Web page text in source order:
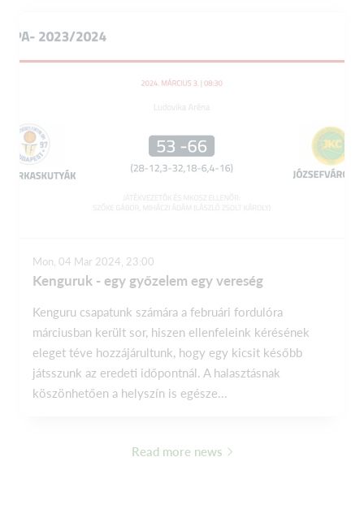
Mon, 04 Mar 2024, 23:00
Kenguruk - egy győzelem egy vereség
Kenguru csapatunk számára a februári fordulóra
márciusban került sor, hiszen ellenfeleink kérésének
eleget téve hozzájárultunk, hogy egy kicsit később
játsszunk az eredeti időpontnál. A halasztásnak
köszönhetően a helyszín is egésze...
Read more news